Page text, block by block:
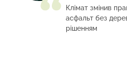
Клімат змінив
асфальт без
рішенням